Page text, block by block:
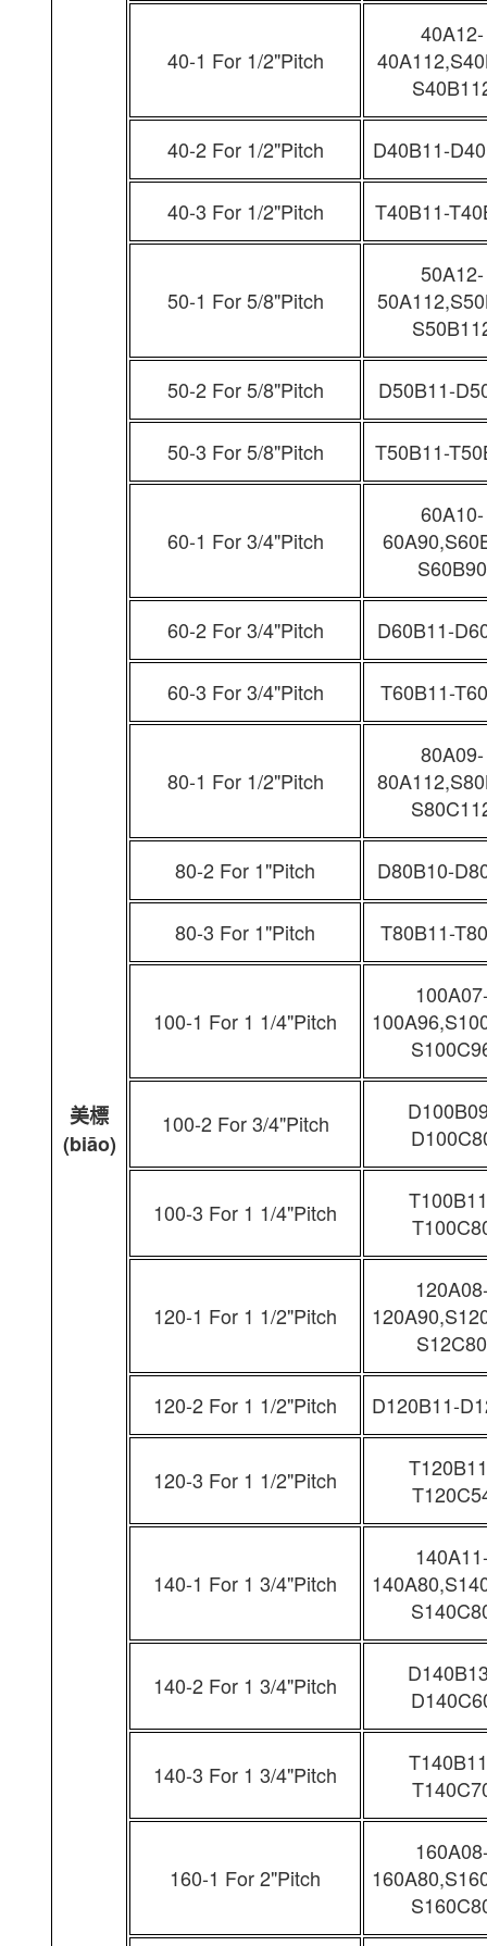
美標
(biāo)
40-1 For 1/2"Pitch
40A12-
40-2 For 1/2"Pitch D40B11-
40-3 For 1/2"Pitch T40B11-
50-1 For 5/8"Pitch
50A12-
50-2 For 5/8"Pitch D50B11-
50-3 For 5/8"Pitch T50B11-
60-1 For 3/4"Pitch
60A10-
S60B90
60-2 For 3/4"Pitch D60B11-
60-3 For 3/4"Pitch T60B11-
80-1 For 1/2"Pitch
80A09-
80-2 For 1"Pitch D80B10-
80-3 For 1"Pitch T80B11-
100-1 For 1 1/4"Pitch
100-2 For 3/4"Pitch
100-3 For 1 1/4"Pitch
120-1 For 1 1/2"Pitch
S12C80
120-2 For 1 1/2"Pitch D120B11-
120-3 For 1 1/2"Pitch
140-1 For 1 3/4"Pitch
140-2 For 1 3/4"Pitch
140-3 For 1 3/4"Pitch
160-1 For 2"Pitch